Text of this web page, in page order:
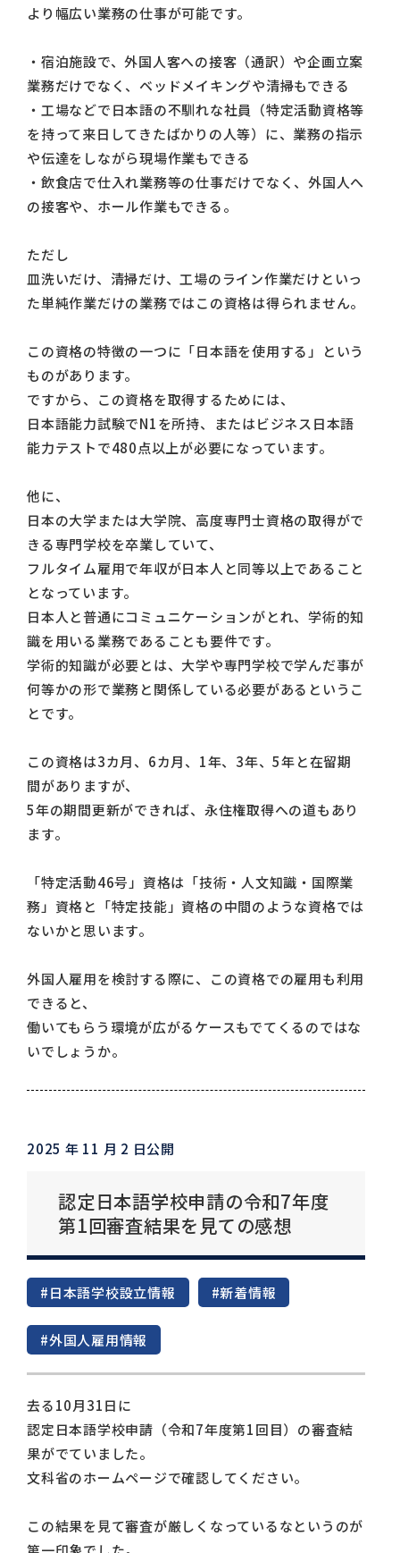
より幅広い業務の仕事が可能です。
・宿泊施設で、外国人客への接客（通訳）や企画立案
業務だけでなく、ベッドメイキングや清掃もできる
・工場などで日本語の不馴れな社員（特定活動資格等
を持って来日してきたばかりの人等）に、業務の指示
や伝達をしながら現場作業もできる
・飲食店で仕入れ業務等の仕事だけでなく、外国人へ
の接客や、ホール作業もできる。
ただし
皿洗いだけ、清掃だけ、工場のライン作業だけといっ
た単純作業だけの業務ではこの資格は得られません。
この資格の特徴の一つに「日本語を使用する」という
ものがあります。
ですから、この資格を取得するためには、
日本語能力試験でN1を所持、またはビジネス日本語
能力テストで480点以上が必要になっています。
他に、
日本の大学または大学院、高度専門士資格の取得がで
きる専門学校を卒業していて、
フルタイム雇用で年収が日本人と同等以上であること
となっています。
日本人と普通にコミュニケーションがとれ、学術的知
識を用いる業務であることも要件です。
学術的知識が必要とは、大学や専門学校で学んだ事が
何等かの形で業務と関係している必要があるというこ
とです。
この資格は3カ月、6カ月、1年、3年、5年と在留期
間がありますが、
5年の期間更新ができれば、永住権取得への道もあり
ます。
「特定活動46号」資格は「技術・人文知識・国際業
務」資格と「特定技能」資格の中間のような資格では
ないかと思います。
外国人雇用を検討する際に、この資格での雇用も利用
できると、
働いてもらう環境が広がるケースもでてくるのではな
いでしょうか。
2025 年 11 月 2 日公開
認定日本語学校申請の令和7年度
第1回審査結果を見ての感想
#日本語学校設立情報 #新着情報
#外国人雇用情報
去る10月31日に
認定日本語学校申請（令和7年度第1回目）の審査結
果がでていました。
文科省のホームページで確認してください。
この結果を見て審査が厳しくなっているなというのが